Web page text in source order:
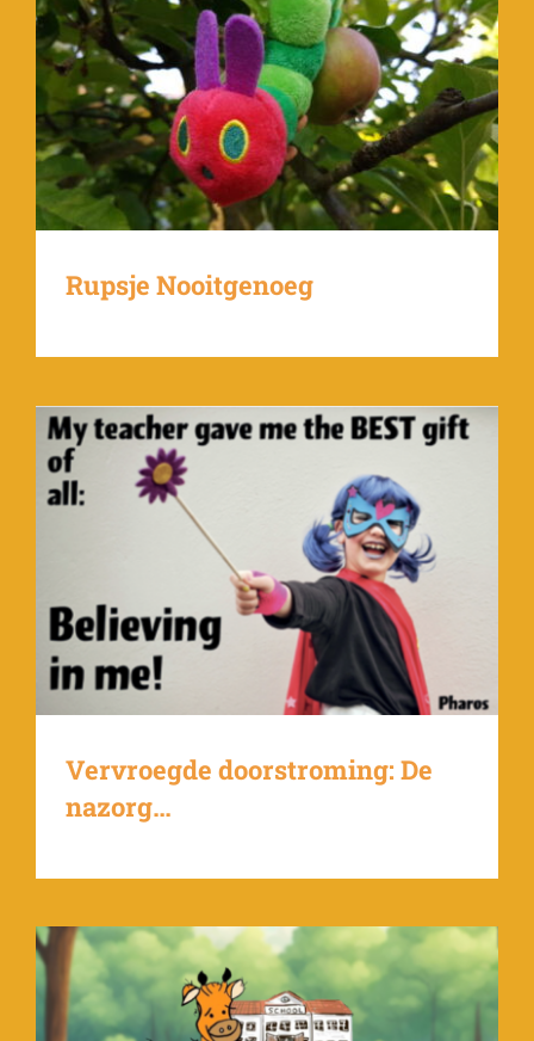
Rupsje Nooitgenoeg
Vervroegde doorstroming: De
nazorg…